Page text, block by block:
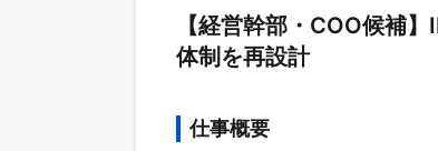
【経営幹部・COO候補
体制を再設計
仕事概要